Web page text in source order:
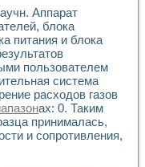
результатов
измерений с
Назначение. Состав.
INSTRUMENTS
и корреляционный
принципа действия
обеспечение учебных
для изучения
средствами LabVIEW
для исследования
Аппарат
блока
питания и блока
пользователем
система
расходов газов
ах: 0. Таким
принималась,
и сопротивления,